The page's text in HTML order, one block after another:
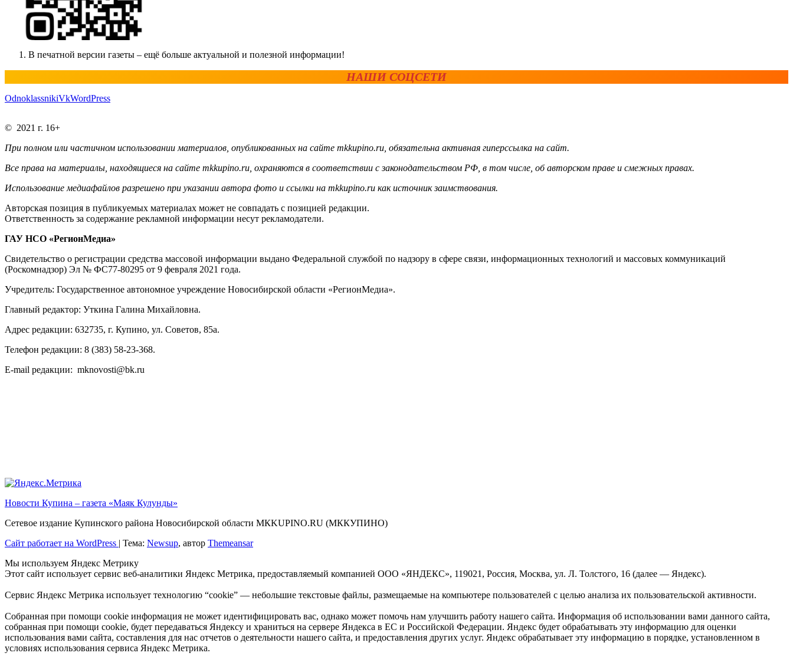
В печатной версии газеты – ещё больше актуальной и полезной информации!
НАШИ СОЦСЕТИ
OdnoklassnikiVkWordPress
© 2021 г. 16+
При полном или частичном использовании материалов, опубликованных на сайте mkkupino.ru, обязательна активная гиперссылка на сайт.
Все права на материалы, находящиеся на сайте mkkupino.ru, охраняются в соответствии с законодательством РФ, в том числе, об авторском праве и смежных правах.
Использование медиафайлов разрешено при указании автора фото и ссылки на mkkupino.ru как источник заимствования.
Авторская позиция в публикуемых материалах может не совпадать с позицией редакции.
Ответственность за содержание рекламной информации несут рекламодатели.
ГАУ НСО «РегионМедиа»
Свидетельство о регистрации средства массовой информации выдано Федеральной службой по надзору в сфере связи, информационных технологий и массовых коммуникаций
(Роскомнадзор) Эл № ФС77-80295 от 9 февраля 2021 года.
Учредитель: Государственное автономное учреждение Новосибирской области «РегионМедиа».
Главный редактор: Уткина Галина Михайловна.
Адрес редакции: 632735, г. Купино, ул. Советов, 85а.
Телефон редакции: 8 (383) 58-23-368.
E-mail редакции: mknovosti@bk.ru
Новости Купина – газета «Маяк Кулунды»
Сетевое издание Купинского района Новосибирской области МКKUPINO.RU (МККУПИНО)
Сайт работает на WordPress | Тема: Newsup, автор Themeansar
Мы используем Яндекс Метрику
Этот сайт использует сервис веб-аналитики Яндекс Метрика, предоставляемый компанией ООО «ЯНДЕКС», 119021, Россия, Москва, ул. Л. Толстого, 16 (далее — Яндекс).
Сервис Яндекс Метрика использует технологию “cookie” — небольшие текстовые файлы, размещаемые на компьютере пользователей с целью анализа их пользовательской активности.
Собранная при помощи cookie информация не может идентифицировать вас, однако может помочь нам улучшить работу нашего сайта. Информация об использовании вами данного сайта,
собранная при помощи cookie, будет передаваться Яндексу и храниться на сервере Яндекса в ЕС и Российской Федерации. Яндекс будет обрабатывать эту информацию для оценки
использования вами сайта, составления для нас отчетов о деятельности нашего сайта, и предоставления других услуг. Яндекс обрабатывает эту информацию в порядке, установленном в
условиях использования сервиса Яндекс Метрика.